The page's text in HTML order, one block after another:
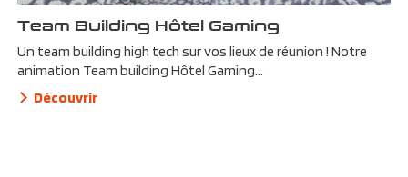
Team Building Hôtel Gaming
Un team building high tech sur vos lieux de réunion ! Notre
animation Team building Hôtel Gaming...
Découvrir